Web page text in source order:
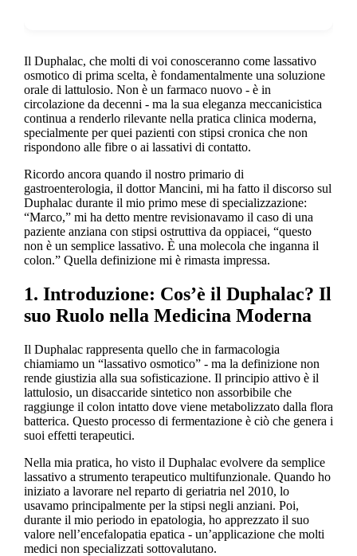
Il Duphalac, che molti di voi conosceranno come lassativo
osmotico di prima scelta, è fondamentalmente una soluzione
orale di lattulosio. Non è un farmaco nuovo - è in
circolazione da decenni - ma la sua eleganza meccanicistica
continua a renderlo rilevante nella pratica clinica moderna,
specialmente per quei pazienti con stipsi cronica che non
rispondono alle fibre o ai lassativi di contatto.
Ricordo ancora quando il nostro primario di
gastroenterologia, il dottor Mancini, mi ha fatto il discorso sul
Duphalac durante il mio primo mese di specializzazione:
“Marco,” mi ha detto mentre revisionavamo il caso di una
paziente anziana con stipsi ostruttiva da oppiacei, “questo
non è un semplice lassativo. È una molecola che inganna il
colon.” Quella definizione mi è rimasta impressa.
1. Introduzione: Cos’è il Duphalac? Il
suo Ruolo nella Medicina Moderna
Il Duphalac rappresenta quello che in farmacologia
chiamiamo un “lassativo osmotico” - ma la definizione non
rende giustizia alla sua sofisticazione. Il principio attivo è il
lattulosio, un disaccaride sintetico non assorbibile che
raggiunge il colon intatto dove viene metabolizzato dalla flora
batterica. Questo processo di fermentazione è ciò che genera i
suoi effetti terapeutici.
Nella mia pratica, ho visto il Duphalac evolvere da semplice
lassativo a strumento terapeutico multifunzionale. Quando ho
iniziato a lavorare nel reparto di geriatria nel 2010, lo
usavamo principalmente per la stipsi negli anziani. Poi,
durante il mio periodo in epatologia, ho apprezzato il suo
valore nell’encefalopatia epatica - un’applicazione che molti
medici non specializzati sottovalutano.